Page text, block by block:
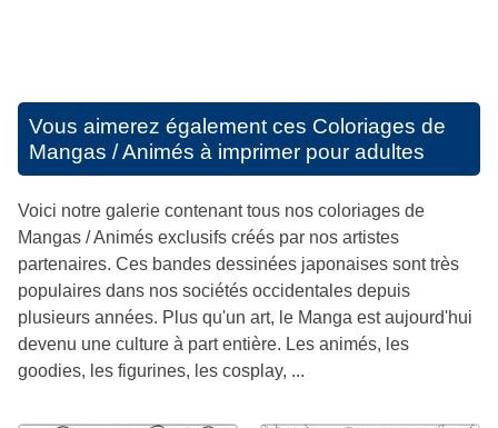
Vous aimerez également ces Coloriages de
Mangas / Animés à imprimer pour adultes
Voici notre galerie contenant tous nos coloriages de
Mangas / Animés exclusifs créés par nos artistes
partenaires. Ces bandes dessinées japonaises sont très
populaires dans nos sociétés occidentales depuis
plusieurs années. Plus qu'un art, le Manga est aujourd'hui
devenu une culture à part entière. Les animés, les
goodies, les figurines, les cosplay, ...